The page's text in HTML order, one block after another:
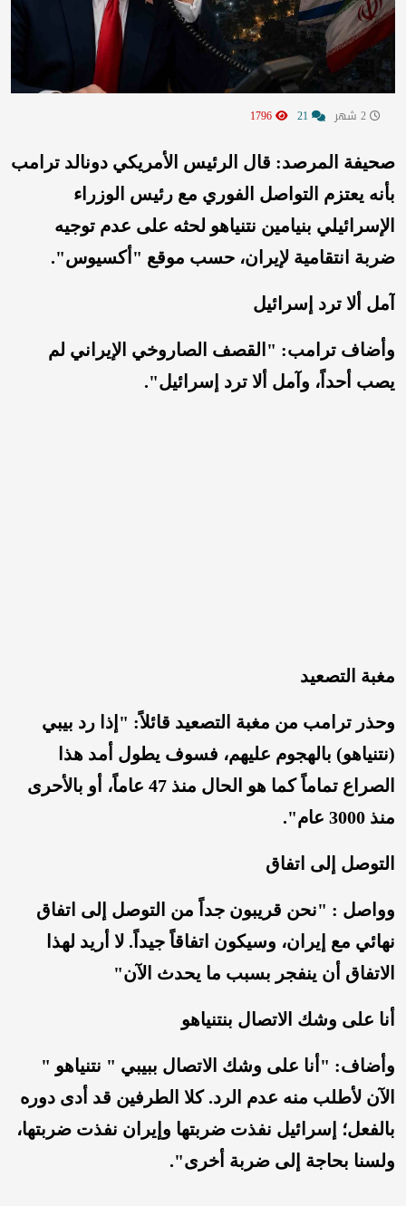
صحيفة المرصد: قال الرئيس الأمريكي دونالد ترامب
بأنه يعتزم التواصل الفوري مع رئيس الوزراء
الإسرائيلي بنيامين نتنياهو لحثه على عدم توجيه
ضربة انتقامية لإيران، حسب موقع "أكسيوس".
آمل ألا ترد إسرائيل
وأضاف ترامب: "القصف الصاروخي الإيراني لم
يصب أحداً، وآمل ألا ترد إسرائيل".
مغبة التصعيد
وحذر ترامب من مغبة التصعيد قائلاً: "إذا رد بيبي
(نتنياهو) بالهجوم عليهم، فسوف يطول أمد هذا
الصراع تماماً كما هو الحال منذ 47 عاماً، أو بالأحرى
منذ 3000 عام".
التوصل إلى اتفاق
وواصل : "نحن قريبون جداً من التوصل إلى اتفاق
نهائي مع إيران، وسيكون اتفاقاً جيداً. لا أريد لهذا
الاتفاق أن ينفجر بسبب ما يحدث الآن"
أنا على وشك الاتصال بنتنياهو
وأضاف: "أنا على وشك الاتصال ببيبي " نتنياهو "
الآن لأطلب منه عدم الرد. كلا الطرفين قد أدى دوره
بالفعل؛ إسرائيل نفذت ضربتها وإيران نفذت ضربتها،
ولسنا بحاجة إلى ضربة أخرى".